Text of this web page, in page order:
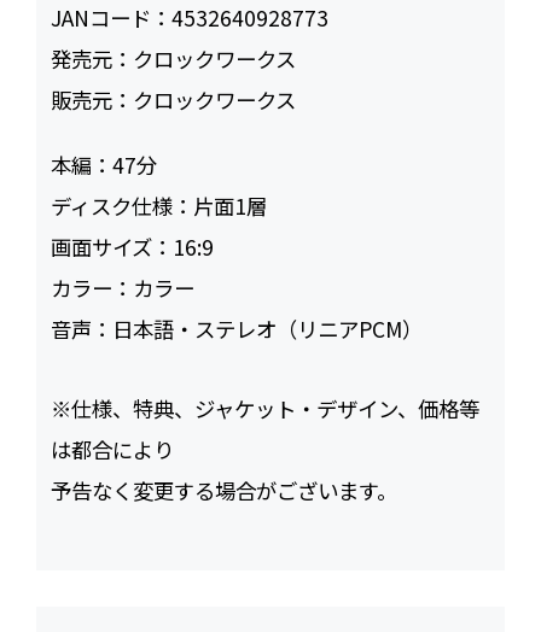
JANコード：4532640928773
発売元： クロックワークス
販売元： クロックワークス
本編：47
ディスク仕様： 片面1層
画面サイズ： 16:9
カラー： カラー
音声： 日本語・ステレオ（リニアPCM）
※仕様、特典、ジャケット・デザイン、価格等
は都合により
予告なく変更する場合がございます。